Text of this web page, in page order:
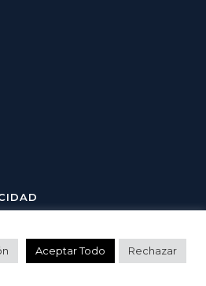
Aceptar Todo Rechazar